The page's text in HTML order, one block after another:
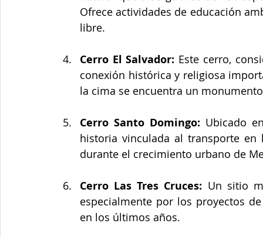
Ofrece actividades de educación
libre​.
Cerro El Salvador: Este cerro,
conexión histórica y religiosa
la cima se encuentra un
Cerro Santo Domingo: Ubicado
historia vinculada al transporte
durante el crecimiento urbano de
Cerro Las Tres Cruces: Un sitio
especialmente por los proyectos
en los últimos años.